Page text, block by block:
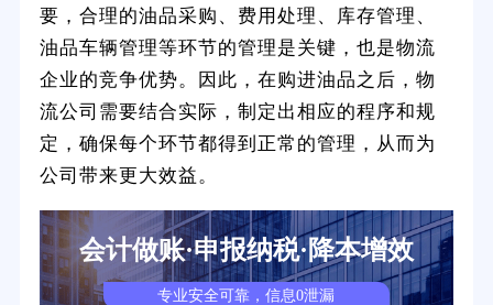
要，合理的油品采购、费用处理、库存管理、
油品车辆管理等环节的管理是关键，也是物流
企业的竞争优势。因此，在购进油品之后，物
流公司需要结合实际，制定出相应的程序和规
定，确保每个环节都得到正常的管理，从而为
公司带来更大效益。
会计做账·申报纳税·降本增效
专业安全可靠，信息0泄漏